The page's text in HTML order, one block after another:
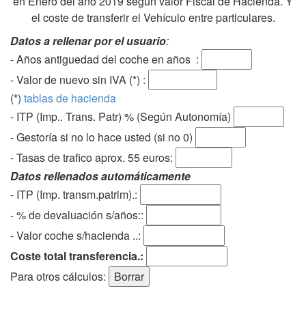
el coste de transferir el Vehículo entre particulares.
Datos a rellenar por el usuario:
- Años antiguedad del coche en años :
- Valor de nuevo sin IVA (*) :
(*) tablas de hacienda
- ITP (Imp.. Trans. Patr) % (Según Autonomía)
- Gestoría si no lo hace usted (si no 0)
-Tasas de trafico aprox. 55 euros:
Datos rellenados automáticamente
- ITP (Imp. transm.patrim).:
- % de devaluación s/años::
- Valor coche s/hacienda ..:
Coste total transferencia.:
Para otros cálculos: